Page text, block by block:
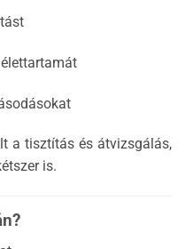
a tisztítás és átvizsgálás,
is.